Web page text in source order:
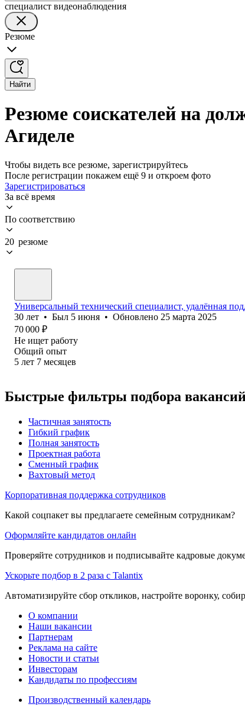
специалист видеонаблюдения
Резюме
Найти
Резюме соискателей на
Агиделе
Чтобы видеть все резюме, зарегистрируйтесь
После регистрации покажем ещё 9 и откроем фото
Зарегистрироваться
За всё время
По соответствию
20 резюме
Универсальный технический специалист, удалённая
30 лет • Был 5 июня • Обновлено 25 марта 2025
70 000 ₽
Не ищет работу
Общий опыт
5 лет 7 месяцев
Быстрые фильтры подбора
Частичная занятость
Гибкий график
Полная занятость
Проектная работа
Сменный график
Вахтовый метод
Корпоративная поддержка сотрудников
Какой соцпакет вы предлагаете семейным сотрудникам?
Оформляйте кандидатов онлайн
Проверяйте сотрудников и подписывайте кадровые
Ускорьте подбор в 2 раза с Talantix
Автоматизируйте сбор откликов, настройте воронку,
О компании
Наши вакансии
Партнерам
Реклама на сайте
Новости и статьи
Инвесторам
Кандидаты по профессиям
Производственный календарь